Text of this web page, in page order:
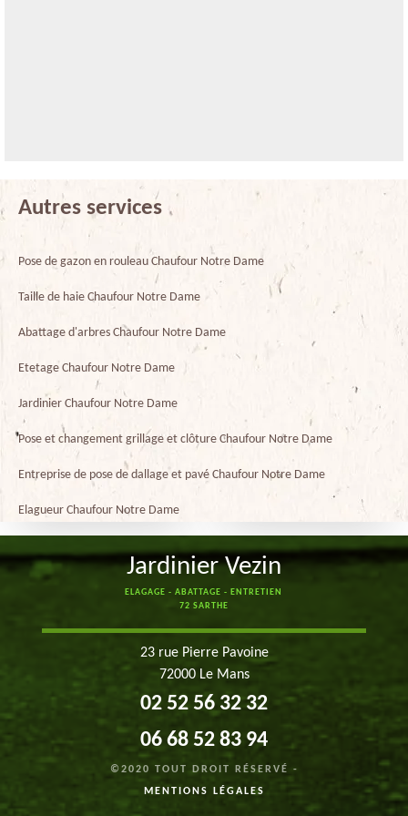
Autres services
Pose de gazon en rouleau Chaufour Notre Dame
Taille de haie Chaufour Notre Dame
Abattage d'arbres Chaufour Notre Dame
Etetage Chaufour Notre Dame
Jardinier Chaufour Notre Dame
Pose et changement grillage et clôture Chaufour Notre Dame
Entreprise de pose de dallage et pavé Chaufour Notre Dame
Elagueur Chaufour Notre Dame
Jardinier Vezin
ELAGAGE - ABATTAGE - ENTRETIEN
72 SARTHE
23 rue Pierre Pavoine
72000 Le Mans
02 52 56 32 32
06 68 52 83 94
©2020 TOUT DROIT RÉSERVÉ -
MENTIONS LÉGALES